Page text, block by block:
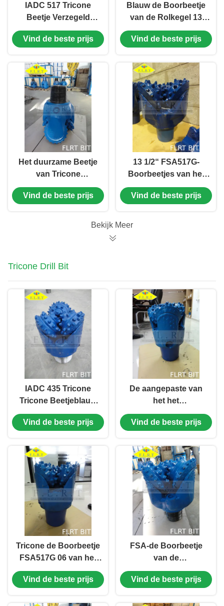
IADC 517 Tricone
Beetje Verzegeld
Halsblok van TCI voor
Middelgrote Zachte
Vind de beste prijs
Blauw de Boorbeetje
van de Rolkegel 13
5/8“ FSA517G, TCI-
Boorbeetje voor
Vind de beste prijs
Het duurzame Beetje
van Tricone
Beetje/Drie Kegel
Rots van TCI met
Maatbescherming
Vind de beste prijs
13 1/2“ FSA517G-
Boorbeetjes van het
Carbidetussenvoegsel
met 3 7/8 duim - 18 1/2
Vind de beste prijs
Bekijk Meer
Tricone Drill Bit
IADC 435 Tricone
Tricone Beetjeblauw
van het
Boorbeetje/TCI voor
Grondwater
Vind de beste prijs
De aangepaste van
het het
Tussenvoegselbeetje
van het
Bescherming van
Shirttail voor Hard
Middel
Vind de beste prijs
Tricone de Boorbeetje
FSA517G 06 van het
wolframcarbide met
Verzegeld Halsblok
Vind de beste prijs
FSA-de Boorbeetje
van de
Reeksoliebron, de
Boorbeetje van de
Vind de beste prijs